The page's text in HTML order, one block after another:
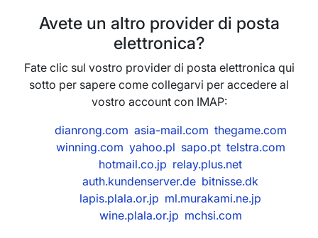
Avete un altro provider di posta
elettronica?
Fate clic sul vostro provider di posta elettronica qui
sotto per sapere come collegarvi per accedere al
vostro account con IMAP:
dianrong.com asia-mail.com thegame.com
winning.com yahoo.pl sapo.pt telstra.com
hotmail.co.jp relay.plus.net
auth.kundenserver.de bitnisse.dk
lapis.plala.or.jp ml.murakami.ne.jp
wine.plala.or.jp mchsi.com